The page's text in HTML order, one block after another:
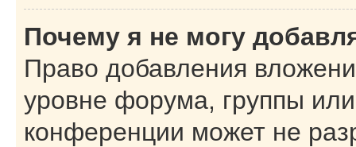
Почему я не могу
Право добавления
уровне форума, группы
конференции может не